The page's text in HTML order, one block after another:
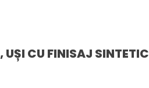
,UȘI CU FINISAJ SINTETIC